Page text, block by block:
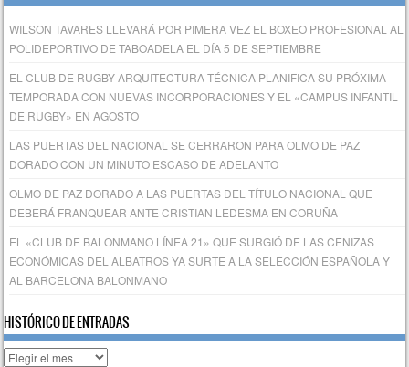
WILSON TAVARES LLEVARÁ POR PIMERA VEZ EL BOXEO PROFESIONAL AL
POLIDEPORTIVO DE TABOADELA EL DÍA 5 DE SEPTIEMBRE
EL CLUB DE RUGBY ARQUITECTURA TÉCNICA PLANIFICA SU PRÓXIMA
TEMPORADA CON NUEVAS INCORPORACIONES Y EL «CAMPUS INFANTIL
DE RUGBY» EN AGOSTO
LAS PUERTAS DEL NACIONAL SE CERRARON PARA OLMO DE PAZ
DORADO CON UN MINUTO ESCASO DE ADELANTO
OLMO DE PAZ DORADO A LAS PUERTAS DEL TÍTULO NACIONAL QUE
DEBERÁ FRANQUEAR ANTE CRISTIAN LEDESMA EN CORUÑA
EL «CLUB DE BALONMANO LÍNEA 21» QUE SURGIÓ DE LAS CENIZAS
ECONÓMICAS DEL ALBATROS YA SURTE A LA SELECCIÓN ESPAÑOLA Y
AL BARCELONA BALONMANO
HISTÓRICO DE ENTRADAS
Histórico